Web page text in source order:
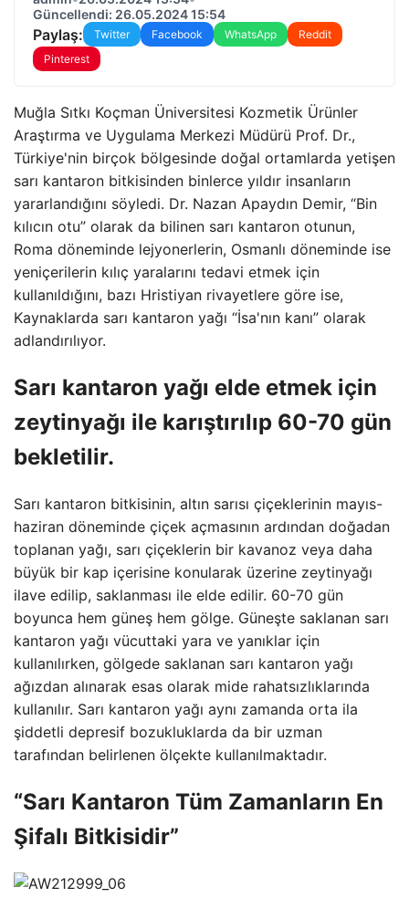
Güncellendi: 26.05.2024 15:54
Paylaş: Twitter Facebook WhatsApp
Reddit
Pinterest
Muğla Sıtkı Koçman Üniversitesi Kozmetik Ürünler
Araştırma ve Uygulama Merkezi Müdürü Prof. Dr.,
Türkiye'nin birçok bölgesinde doğal ortamlarda yetişen
sarı kantaron bitkisinden binlerce yıldır insanların
yararlandığını söyledi. Dr. Nazan Apaydın Demir, “Bin
kılıcın otu” olarak da bilinen sarı kantaron otunun,
Roma döneminde lejyonerlerin, Osmanlı döneminde ise
yeniçerilerin kılıç yaralarını tedavi etmek için
kullanıldığını, bazı Hristiyan rivayetlere göre ise,
Kaynaklarda sarı kantaron yağı “İsa'nın kanı” olarak
adlandırılıyor.
Sarı kantaron yağı elde etmek için
zeytinyağı ile karıştırılıp 60-70 gün
bekletilir.
Sarı kantaron bitkisinin, altın sarısı çiçeklerinin mayıs-
haziran döneminde çiçek açmasının ardından doğadan
toplanan yağı, sarı çiçeklerin bir kavanoz veya daha
büyük bir kap içerisine konularak üzerine zeytinyağı
ilave edilip, saklanması ile elde edilir. 60-70 gün
boyunca hem güneş hem gölge. Güneşte saklanan sarı
kantaron yağı vücuttaki yara ve yanıklar için
kullanılırken, gölgede saklanan sarı kantaron yağı
ağızdan alınarak esas olarak mide rahatsızlıklarında
kullanılır. Sarı kantaron yağı aynı zamanda orta ila
şiddetli depresif bozukluklarda da bir uzman
tarafından belirlenen ölçekte kullanılmaktadır.
“Sarı Kantaron Tüm Zamanların En
Şifalı Bitkisidir”